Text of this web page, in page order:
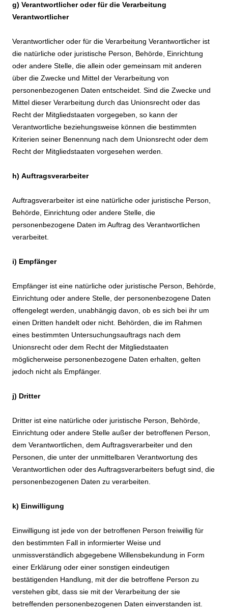
g) Verantwortlicher oder für die Verarbeitung
Verantwortlicher
Verantwortlicher oder für die Verarbeitung Verantwortlicher ist
die natürliche oder juristische Person, Behörde, Einrichtung
oder andere Stelle, die allein oder gemeinsam mit anderen
über die Zwecke und Mittel der Verarbeitung von
personenbezogenen Daten entscheidet. Sind die Zwecke und
Mittel dieser Verarbeitung durch das Unionsrecht oder das
Recht der Mitgliedstaaten vorgegeben, so kann der
Verantwortliche beziehungsweise können die bestimmten
Kriterien seiner Benennung nach dem Unionsrecht oder dem
Recht der Mitgliedstaaten vorgesehen werden.
h) Auftragsverarbeiter
Auftragsverarbeiter ist eine natürliche oder juristische Person,
Behörde, Einrichtung oder andere Stelle, die
personenbezogene Daten im Auftrag des Verantwortlichen
verarbeitet.
i) Empfänger
Empfänger ist eine natürliche oder juristische Person, Behörde,
Einrichtung oder andere Stelle, der personenbezogene Daten
offengelegt werden, unabhängig davon, ob es sich bei ihr um
einen Dritten handelt oder nicht. Behörden, die im Rahmen
eines bestimmten Untersuchungsauftrags nach dem
Unionsrecht oder dem Recht der Mitgliedstaaten
möglicherweise personenbezogene Daten erhalten, gelten
jedoch nicht als Empfänger.
j) Dritter
Dritter ist eine natürliche oder juristische Person, Behörde,
Einrichtung oder andere Stelle außer der betroffenen Person,
dem Verantwortlichen, dem Auftragsverarbeiter und den
Personen, die unter der unmittelbaren Verantwortung des
Verantwortlichen oder des Auftragsverarbeiters befugt sind, die
personenbezogenen Daten zu verarbeiten.
k) Einwilligung
Einwilligung ist jede von der betroffenen Person freiwillig für
den bestimmten Fall in informierter Weise und
unmissverständlich abgegebene Willensbekundung in Form
einer Erklärung oder einer sonstigen eindeutigen
bestätigenden Handlung, mit der die betroffene Person zu
verstehen gibt, dass sie mit der Verarbeitung der sie
betreffenden personenbezogenen Daten einverstanden ist.